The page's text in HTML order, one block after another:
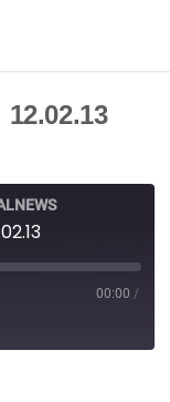
00:00 /